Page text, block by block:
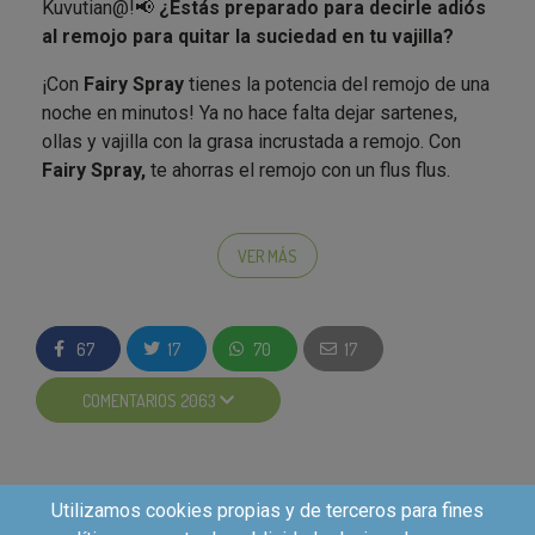
RECUERDAque dentro de cada tendencia, te
los necesarios en este campaña ¡¡Para darle ese
empujón que quieres a tus videos!!🔥
video a varias plataformas lo hagas primero
desde Tiktok
para que este no piense que es un
video reutilizado y le dé más visibilidad.
Kuvutian@!📢 ¿Estás preparado para decirle adiós
al remojo para quitar la suciedad en tu vajilla?
¡Con Fairy Spray tienes la potencia del remojo de una
noche en minutos! Ya no hace falta dejar sartenes,
ollas y vajilla con la grasa incrustada a remojo. Con
Fairy Spray, te ahorras el remojo con un flus flus.
fryer, barbacoas, antes de colocar la vajilla en el
lavavajillas, para sartenes de acero inoxidable, vitro o
*No apto para superficies como madera, piedra
natural, superficies metálicas sin recubrimiento como
el aluminio y el cobre debido a su pH.
Si eres elegido como embajador, recibirás:
VER MÁS
67 17 70 17
COMENTARIOS 2063
Utilizamos cookies propias y de terceros para fines